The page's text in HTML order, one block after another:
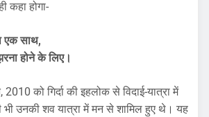
कहा होगा-
एक साथ,
होने के लिए।
को गिर्दा की इहलोक से विदाई-यात्रा में
भी उनकी शव यात्रा में मन से शामिल हुए थे। यह